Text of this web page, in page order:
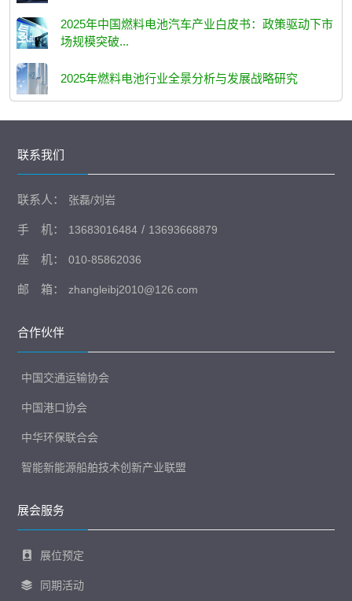
2025年中国燃料电池汽车产业白皮书：政策驱动下市
场规模突破...
2025年燃料电池行业全景分析与发展战略研究
联系我们
联系人： 张磊/刘岩
手 机： 13683016484 / 13693668879
座 机： 010-85862036
邮 箱： zhangleibj2010@126.com
合作伙伴
中国交通运输协会
中国港口协会
中华环保联合会
智能新能源船舶技术创新产业联盟
展会服务
展位预定
同期活动